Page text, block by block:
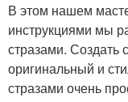
В этом нашем
инструкциями мы
стразами. Создать
оригинальный и
стразами очень